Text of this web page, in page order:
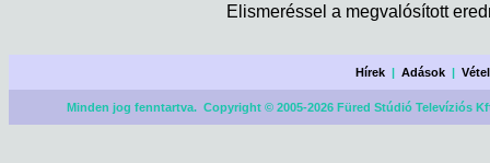
Elismeréssel a megvalósított
Hírek |Adások |
Minden jog fenntartva. Copyright © 2005-2026 Füred Stúdió Televíziós